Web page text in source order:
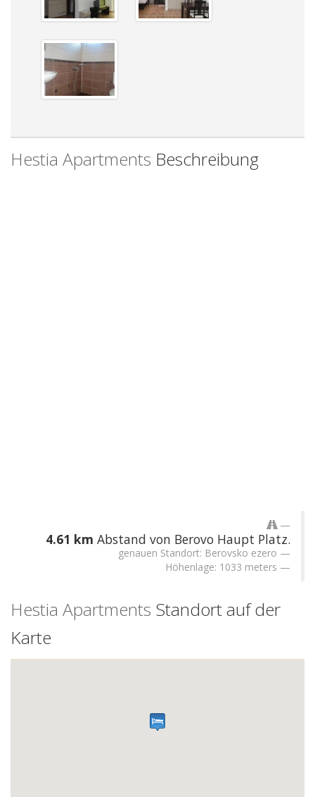
Hestia Apartments Beschreibung
4.61 km Abstand von Berovo Haupt Platz.
genauen Standort: Berovsko ezero
Höhenlage: 1033 meters
Hestia Apartments Standort auf der
Karte